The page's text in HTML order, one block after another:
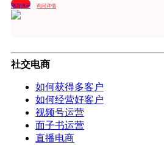
预习演示 询问详情
社交电商
如何获得多客户
如何经营好客户
视频号运营
面子书运营
直播电商